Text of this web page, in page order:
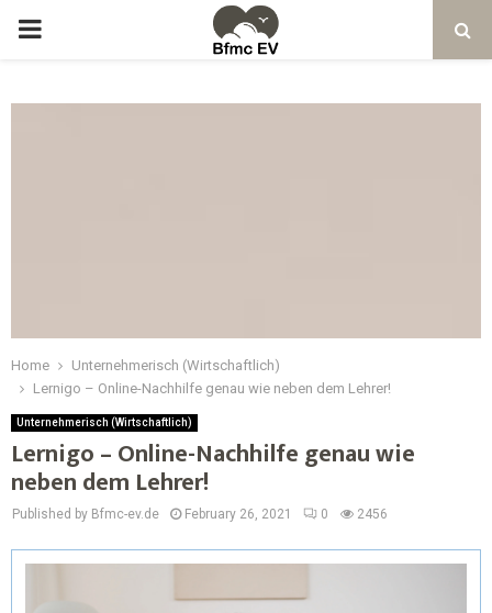
Home
Unternehmerisch (Wirtschaftlich)
Lernigo – Online-Nachhilfe genau wie neben dem Lehrer!
Unternehmerisch (Wirtschaftlich)
Lernigo – Online-Nachhilfe genau wie
neben dem Lehrer!
Published by Bfmc-ev.de February 26, 2021 0 2456